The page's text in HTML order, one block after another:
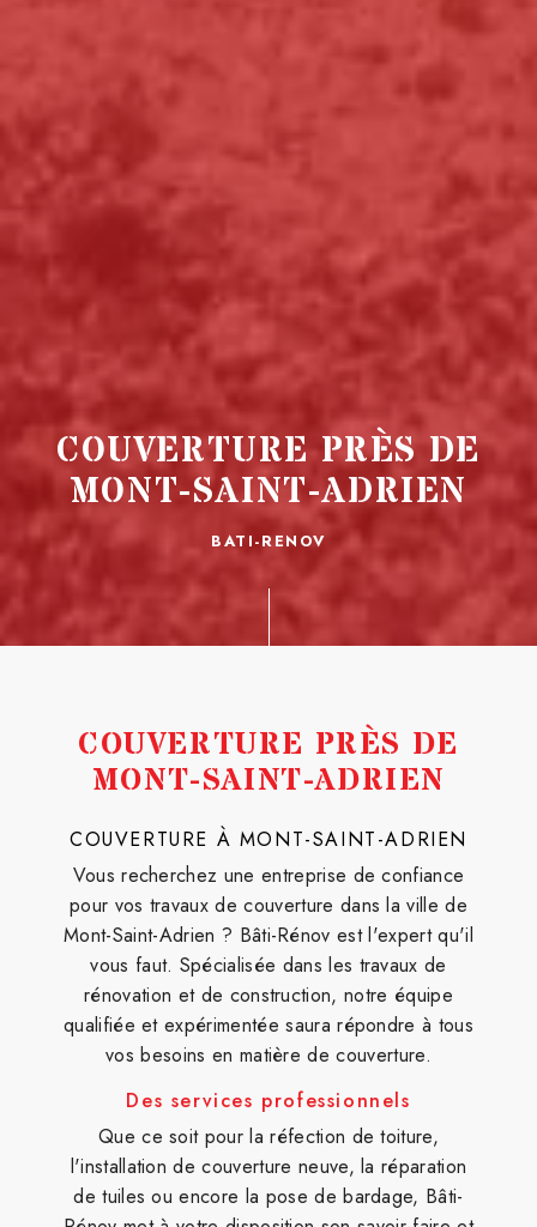
COUVERTURE PRÈS DE
MONT-SAINT-ADRIEN
BATI-RENOV
COUVERTURE PRÈS DE
MONT-SAINT-ADRIEN
COUVERTURE À MONT-SAINT-ADRIEN
Vous recherchez une entreprise de confiance
pour vos travaux de couverture dans la ville de
Mont-Saint-Adrien ? Bâti-Rénov est l'expert qu'il
vous faut. Spécialisée dans les travaux de
rénovation et de construction, notre équipe
qualifiée et expérimentée saura répondre à tous
vos besoins en matière de couverture.
Des services professionnels
Que ce soit pour la réfection de toiture,
l'installation de couverture neuve, la réparation
de tuiles ou encore la pose de bardage, Bâti-